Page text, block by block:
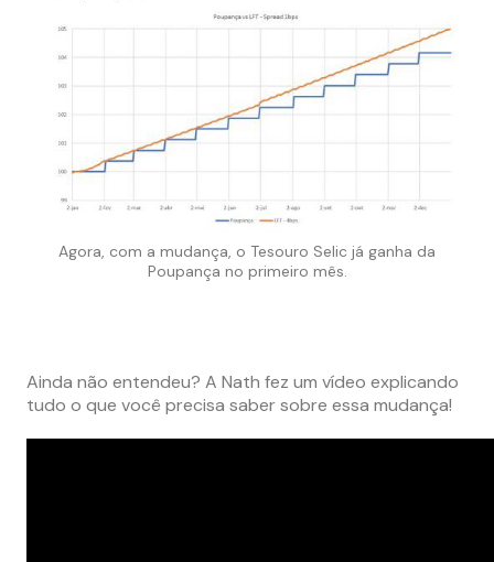
Agora, com a mudança, o Tesouro Selic já ganha da
Poupança no primeiro mês.
Ainda não entendeu? A Nath fez um vídeo explicando
tudo o que você precisa saber sobre essa mudança!